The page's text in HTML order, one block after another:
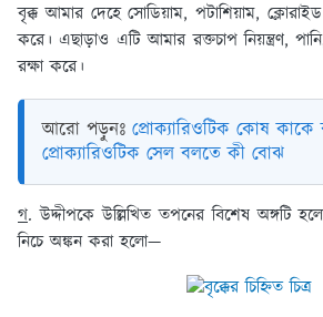
বৃক্ক আমার দেহে সোডিয়াম, পটাশিয়াম, ক্লোরাইড
করে। এছাড়াও এটি আমার রক্তচাপ নিয়ন্ত্রণ,
রক্ষা করে।
আরো পড়ুনঃ প্রোক্যারিওটিক কোষ কাকে
প্রোক্যারিওটিক সেল বলতে কী বোঝ
গ. উদ্দীপকে উল্লিখিত তপনের বিশেষ অঙ্গটি হলো
নিচে অঙ্কন করা হলো—